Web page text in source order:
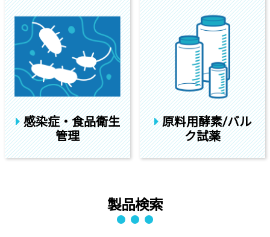
感染症・食品衛生
管理
原料用酵素/バル
ク試薬
製品検索